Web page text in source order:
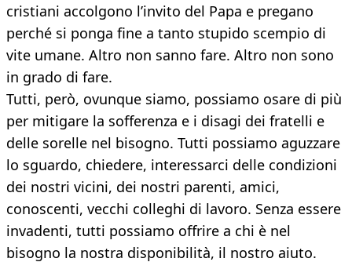
cristiani accolgono l’invito del Papa e pregano
perché si ponga fine a tanto stupido scempio di
vite umane. Altro non sanno fare. Altro non sono
in grado di fare.
Tutti, però, ovunque siamo, possiamo osare di più
per mitigare la sofferenza e i disagi dei fratelli e
delle sorelle nel bisogno. Tutti possiamo aguzzare
lo sguardo, chiedere, interessarci delle condizioni
dei nostri vicini, dei nostri parenti, amici,
conoscenti, vecchi colleghi di lavoro. Senza essere
invadenti, tutti possiamo offrire a chi è nel
bisogno la nostra disponibilità, il nostro aiuto.